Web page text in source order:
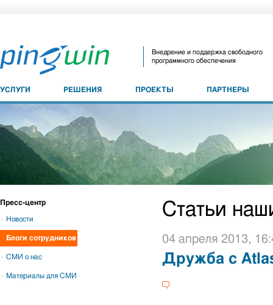
Внедрение и поддержка свободного
программного обеспечения
УСЛУГИ РЕШЕНИЯ ПРОЕКТЫ ПАРТНЕРЫ
Статьи
04 апреля 2013,
Дружба с
Пресс-центр
Новости
Блоги сотрудников
СМИ о нас
Материалы для СМИ